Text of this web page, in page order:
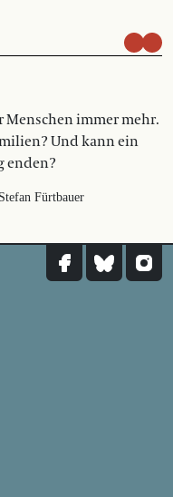
immer mehr.
Und kann ein
enden?
Stefan Fürtbauer